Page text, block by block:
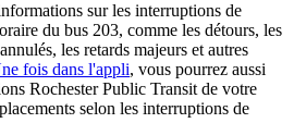
sur les interruptions de
du bus 203, comme les détours, les
les retards majeurs et autres
fois dans l'appli, vous pourrez aussi
Rochester Public Transit de votre
selon les interruptions de